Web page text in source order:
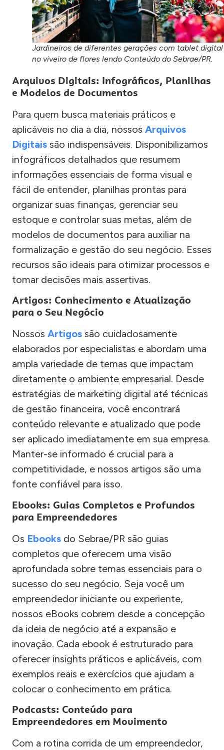
Jardineiros de diferentes gerações com tablet digital
no viveiro de flores lendo Conteúdo do Sebrae/PR.
Arquivos Digitais: Infográficos, Planilhas
e Modelos de Documentos
Para quem busca materiais práticos e
aplicáveis no dia a dia, nossos Arquivos
Digitais são indispensáveis. Disponibilizamos
infográficos detalhados que resumem
informações essenciais de forma visual e
fácil de entender, planilhas prontas para
organizar suas finanças, gerenciar seu
estoque e controlar suas metas, além de
modelos de documentos para auxiliar na
formalização e gestão do seu negócio. Esses
recursos são ideais para otimizar processos e
tomar decisões mais assertivas.
Artigos: Conhecimento e Atualização
para o Seu Negócio
Nossos Artigos são cuidadosamente
elaborados por especialistas e abordam uma
ampla variedade de temas que impactam
diretamente o ambiente empresarial. Desde
estratégias de marketing digital até técnicas
de gestão financeira, você encontrará
conteúdo relevante e atualizado que pode
ser aplicado imediatamente em sua empresa.
Manter-se informado é crucial para a
competitividade, e nossos artigos são uma
fonte confiável para isso.
Ebooks: Guias Completos e Profundos
para Empreendedores
Os Ebooks do Sebrae/PR são guias
completos que oferecem uma visão
aprofundada sobre temas essenciais para o
sucesso do seu negócio. Seja você um
empreendedor iniciante ou experiente,
nossos eBooks cobrem desde a concepção
da ideia de negócio até a expansão e
inovação. Cada ebook é estruturado para
oferecer insights práticos e aplicáveis, com
exemplos reais e exercícios que ajudam a
colocar o conhecimento em prática.
Podcasts: Conteúdo para
Empreendedores em Movimento
Com a rotina corrida de um empreendedor,